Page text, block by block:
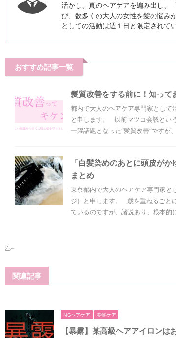
活かし、真のヘアケアを編み出し、
び、数多くの大人の女性を髪の悩み
としての活動は週１日と限定されてい
おすすめ記事一覧
髪質改善をする前に！知って
都内で大人のヘアケア専門家とし
と申します。 以前マツコ会議とい
一躍話題となった“髪質改善”ですが
「白髪染めのあとに頭皮が
まとめ
東京都内で大人のヘアケア専門家
ジ）と申します。 歳を重ねるごと
ているのですが、諸説あり、根本的
-
関連記事
NGヘアケア 美髪ケア
【暴露】某高級ヘアアイロン